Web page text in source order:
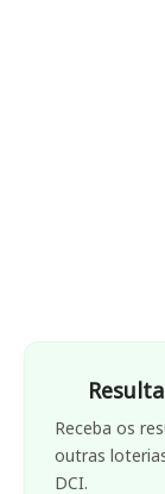
Receba os
outras
DCI.